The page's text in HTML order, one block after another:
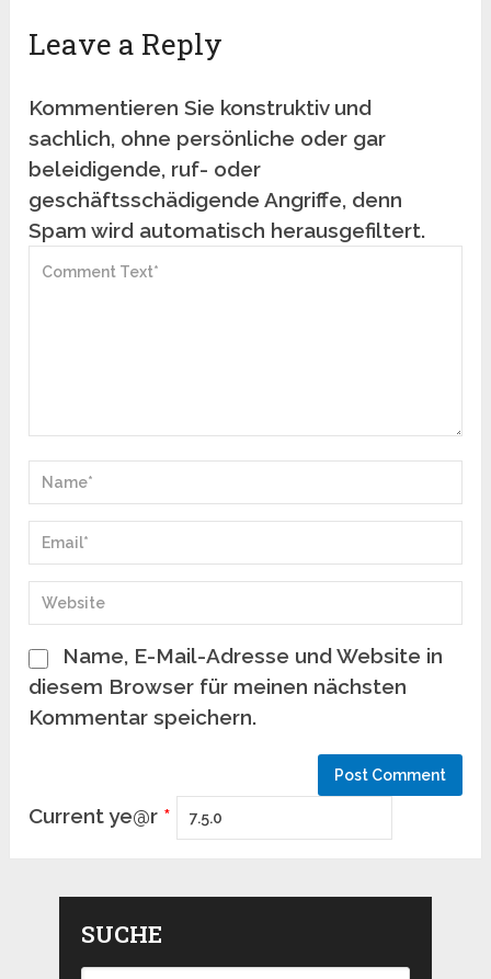
Leave a Reply
Kommentieren Sie konstruktiv und
sachlich, ohne persönliche oder gar
beleidigende, ruf- oder
geschäftsschädigende Angriffe, denn
Spam wird automatisch herausgefiltert.
Name, E-Mail-Adresse und Website in
diesem Browser für meinen nächsten
Kommentar speichern.
Current ye@r *
SUCHE